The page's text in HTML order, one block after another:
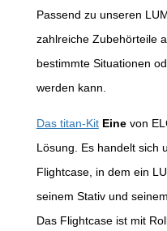
Passend zu unseren
zahlreiche Zubehörteile
bestimmte Situationen
werden kann.
Das titan-Kit Eine von
Lösung. Es handelt sich
Flightcase, in dem ein
seinem Stativ und
Das Flightcase ist mit